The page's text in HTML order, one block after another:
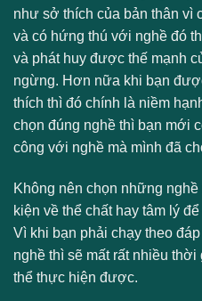
như sở thích của bản thân vì
và có hứng thú với nghề đó
và phát huy được thế mạnh
ngừng. Hơn nữa khi bạn
thích thì đó chính là niềm
chọn đúng nghề thì bạn mới
công với nghề mà mình đã
Không nên chọn những
kiện về thể chất hay tâm lý
Vì khi bạn phải chạy theo
nghề thì sẽ mất rất nhiều
thể thực hiện được.